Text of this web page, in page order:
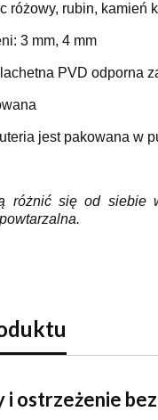
różowy, rubin, kamień
3 mm, 4 mm
PVD odporna
jest pakowana w
różnić się od siebie
ostrzeżenie